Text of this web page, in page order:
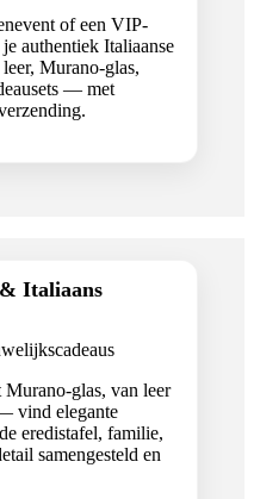
of een VIP-
authentiek Italiaanse
Murano-glas,
— met
Italiaans
Murano-glas, van leer
vind elegante
eredistafel, familie,
samengesteld en